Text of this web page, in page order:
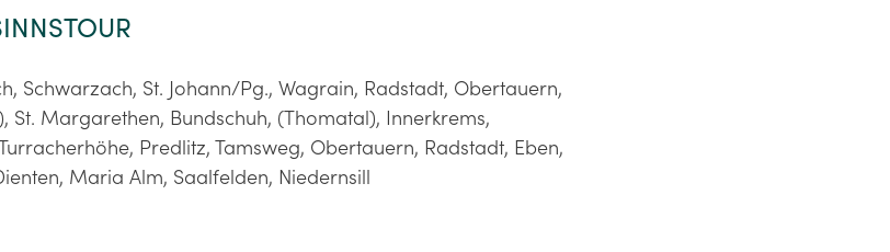
Schwarzach, St. Johann/Pg., Wagrain, Radstadt, Obertauern,
St. Margarethen, Bundschuh, (Thomatal), Innerkrems,
Predlitz, Tamsweg, Obertauern, Radstadt, Eben,
Maria Alm, Saalfelden, Niedernsill